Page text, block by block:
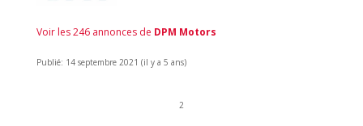
Voir les 246 annonces de DPM Motors
Publié: 14 septembre 2021 (il y a 5 ans)
2